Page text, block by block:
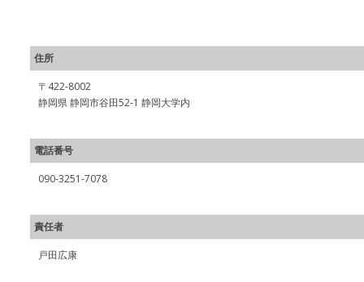
住所
〒422-8002
静岡県 静岡市谷田52-1 静岡大学内
電話番号
090-3251-7078
責任者
戸田広康